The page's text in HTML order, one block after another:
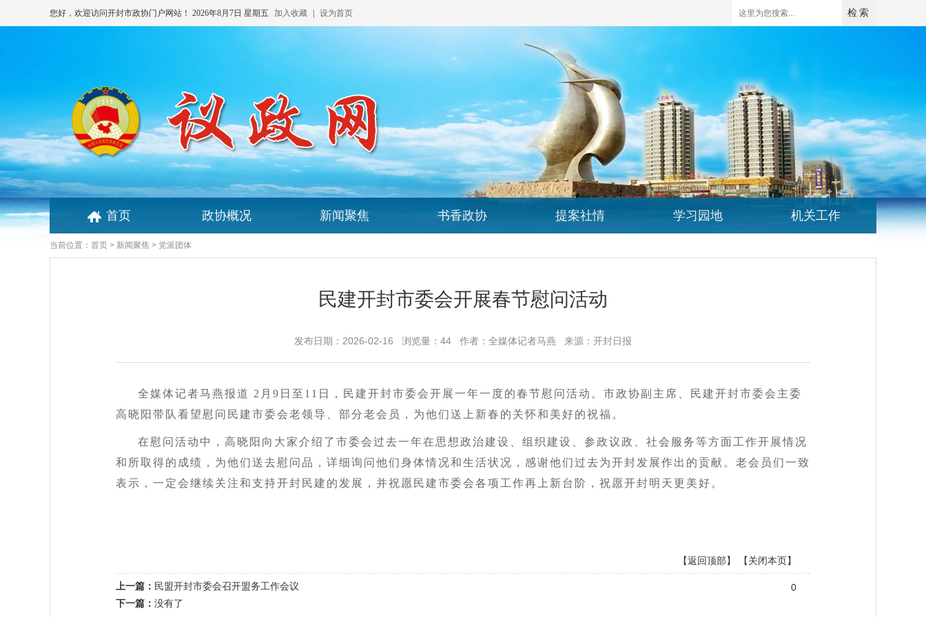
您好，欢迎访问开封市政协门户网站！ 2026年8月7日 星期五 加入收藏 设为首页
首页 政协概况 新闻聚焦 书香政协 提案社情 学习园地 机关工作
当前位置： 首页 > 新闻聚焦 > 党派团体
民建开封市委会开展春节慰问活动
发布日期：2026-02-16 浏览量： 44 作者：全媒体记者马燕 来源：开封日报
全媒体记者马燕报道 2月9日至11日，民建开封市委会开展一年一度的春节慰问活动。市政协副主席、民建开封市委会主委
高晓阳带队看望慰问民建市委会老领导、部分老会员，为他们送上新春的关怀和美好的祝福。
在慰问活动中，高晓阳向大家介绍了市委会过去一年在思想政治建设、组织建设、参政议政、社会服务等方面工作开展情况
和所取得的成绩，为他们送去慰问品，详细询问他们身体情况和生活状况，感谢他们过去为开封发展作出的贡献。老会员们一致
表示，一定会继续关注和支持开封民建的发展，并祝愿民建市委会各项工作再上新台阶，祝愿开封明天更美好。
【返回顶部】 【关闭本页】
0
上一篇： 民盟开封市委会召开盟务工作会议
下一篇： 没有了